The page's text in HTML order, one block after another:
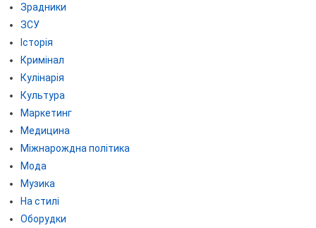
Зрадники
ЗСУ
Історія
Кримінал
Кулінарія
Культура
Маркетинг
Медицина
Міжнарождна політика
Мода
Музика
На стилі
Оборудки